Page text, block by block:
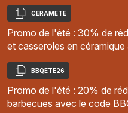
Copier
CERAMETE
Promo de l'été : 30% de
et casseroles en
Copier
BBQETE26
Promo de l'été : 20% de
barbecues avec le code